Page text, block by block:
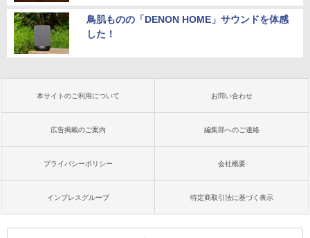
鳥肌ものの「DENON HOME」サウンドを体感
した！
本サイトのご利用について お問い合わせ
広告掲載のご案内 編集部へのご連絡
プライバシーポリシー 会社概要
インプレスグループ 特定商取引法に基づく表示